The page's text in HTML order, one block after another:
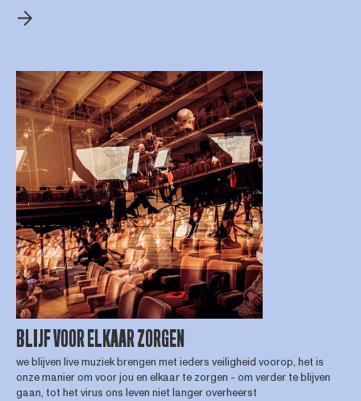
BLIJF VOOR ELKAAR ZORGEN
we blijven live muziek brengen met ieders veiligheid voorop, het is
onze manier om voor jou en elkaar te zorgen - om verder te blijven
gaan, tot het virus ons leven niet langer overheerst